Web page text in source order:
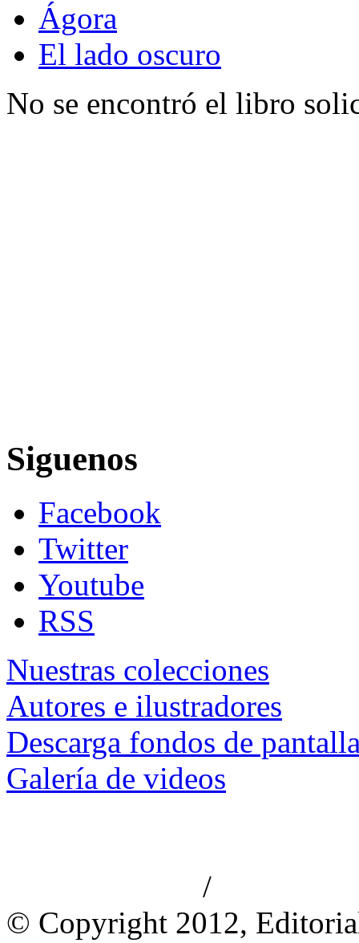
Ágora
El lado oscuro
No se encontró el libro
Siguenos
Facebook
Twitter
Youtube
RSS
Nuestras colecciones
Autores e ilustradores
Descarga fondos de
Galería de videos
/
© Copyright 2012,